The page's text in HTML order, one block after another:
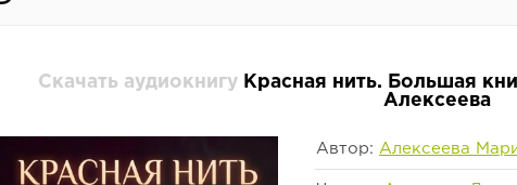
Скачать аудиокнигу Красная нить. Большая
Алексеева
Автор: Алексеева